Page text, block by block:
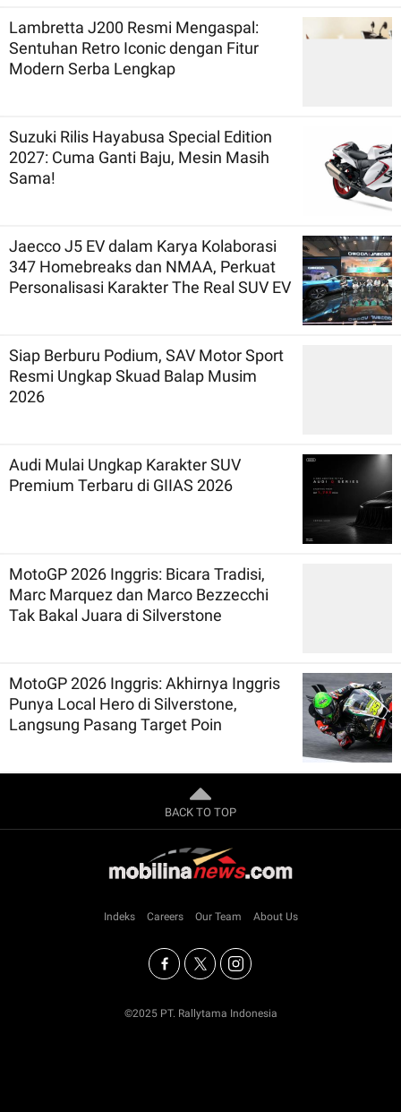
Lambretta J200 Resmi Mengaspal:
Sentuhan Retro Iconic dengan Fitur
Modern Serba Lengkap
Suzuki Rilis Hayabusa Special Edition
2027: Cuma Ganti Baju, Mesin Masih
Sama!
Jaecco J5 EV dalam Karya Kolaborasi
347 Homebreaks dan NMAA, Perkuat
Personalisasi Karakter The Real SUV EV
Siap Berburu Podium, SAV Motor Sport
Resmi Ungkap Skuad Balap Musim
2026
Audi Mulai Ungkap Karakter SUV
Premium Terbaru di GIIAS 2026
MotoGP 2026 Inggris: Bicara Tradisi,
Marc Marquez dan Marco Bezzecchi
Tak Bakal Juara di Silverstone
MotoGP 2026 Inggris: Akhirnya Inggris
Punya Local Hero di Silverstone,
Langsung Pasang Target Poin
BACK TO TOP
Indeks Careers Our Team About Us
©2025 PT. Rallytama Indonesia